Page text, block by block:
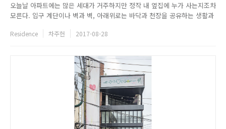
오늘날 아파트에는 많은 세대가 거주하지만 정작 내 옆집에 누가 사는지조차
모른다. 입구 계단이나 벽과 벽, 아래위로는 바닥과 천장을 공유하는 생활과
와 이웃간의 불화, 자연을 느낄 수 없는 환경 등으로 많은 이들이 아파트를
Residence 차주헌 2017-08-28